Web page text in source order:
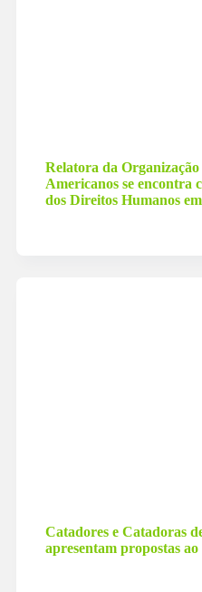
Relatora da Organização
Americanos se encontra
dos Direitos Humanos
Catadores e Catadoras
apresentam propostas